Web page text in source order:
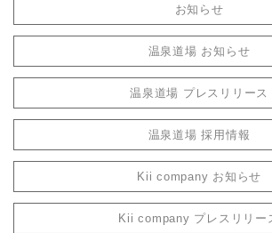
お知らせ
温泉道場 お知らせ
温泉道場 プレスリリース
温泉道場 採用情報
Kii company お知らせ
Kii company プレスリリー